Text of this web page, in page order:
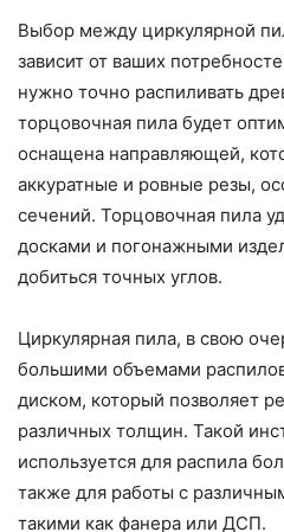
Выбор между циркулярной
зависит от ваших
нужно точно распиливать
торцовочная пила будет
оснащена направляющей,
аккуратные и ровные резы,
сечений. Торцовочная пила
досками и погонажными
добиться точных углов.
Циркулярная пила, в свою
большими объемами
диском, который позволяет
различных толщин. Такой
используется для распила
также для работы с
такими как фанера или ДСП.